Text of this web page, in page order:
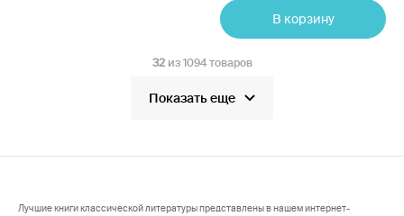
женщины
В корзину
32 из 1094 товаров
Показать еще
Лучшие книги классической литературы представлены в нашем интернет-